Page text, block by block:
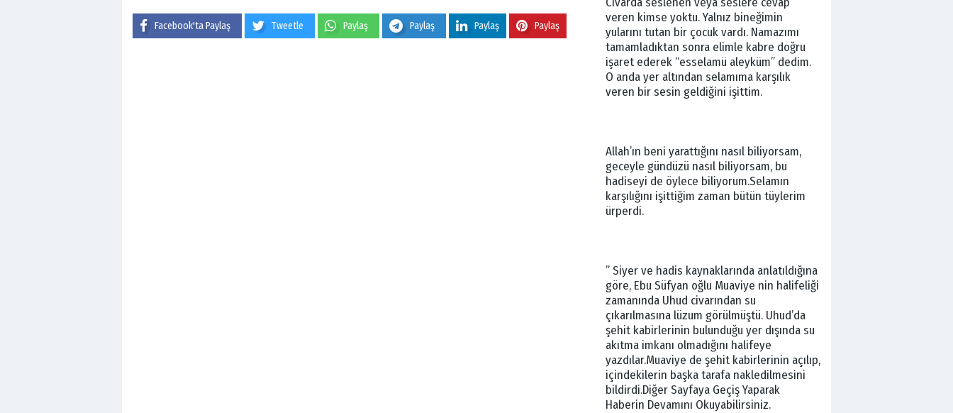
Facebook'ta Paylaş Tweetle Paylaş Paylaş Paylaş Paylaş
veren kimse yoktu. Yalnız bineğimin
yularını tutan bir çocuk vardı. Namazımı
tamamladıktan sonra elimle kabre doğru
işaret ederek “esselamü aleyküm” dedim.
O anda yer altından selamıma karşılık
veren bir sesin geldiğini işittim.
Allah’ın beni yarattığını nasıl biliyorsam,
geceyle gündüzü nasıl biliyorsam, bu
hadiseyi de öylece biliyorum.Selamın
karşılığını işittiğim zaman bütün tüylerim
ürperdi.
” Siyer ve hadis kaynaklarında anlatıldığına
göre, Ebu Süfyan oğlu Muaviye nin halifeliği
zamanında Uhud civarından su
çıkarılmasına lüzum görülmüştü. Uhud’da
şehit kabirlerinin bulunduğu yer dışında su
akıtma imkanı olmadığını halifeye
yazdılar.Muaviye de şehit kabirlerinin açılıp,
içindekilerin başka tarafa nakledilmesini
bildirdi.Diğer Sayfaya Geçiş Yaparak
Haberin Devamını Okuyabilirsiniz.